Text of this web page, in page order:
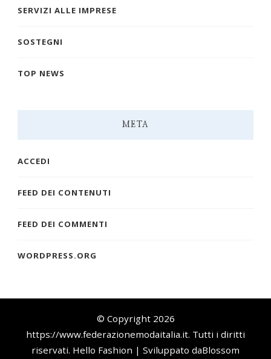
SERVIZI ALLE IMPRESE
SOSTEGNI
TOP NEWS
META
ACCEDI
FEED DEI CONTENUTI
FEED DEI COMMENTI
WORDPRESS.ORG
© Copyright 2026
https://www.federazionemodaitalia.it. Tutti i diritti
riservati. Hello Fashion | Sviluppato daBlossom